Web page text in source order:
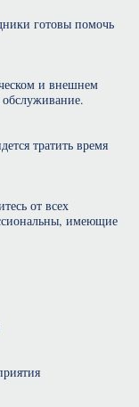
готовы помочь
и внешнем
обслуживание.
тратить время
от всех
имеющие